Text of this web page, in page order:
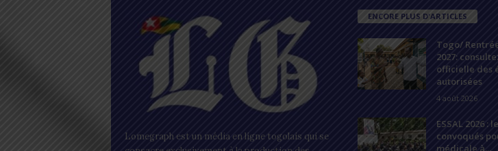
Lomegraph est un média en ligne togolais qui se
ENCORE PLUS D'ARTICLES
Togo/
2027:
officielle des
autorisées
4 août 2026
ESSAL 2026 :
convoqués
médicale à...